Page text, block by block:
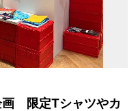
画 限定Tシャツやカ